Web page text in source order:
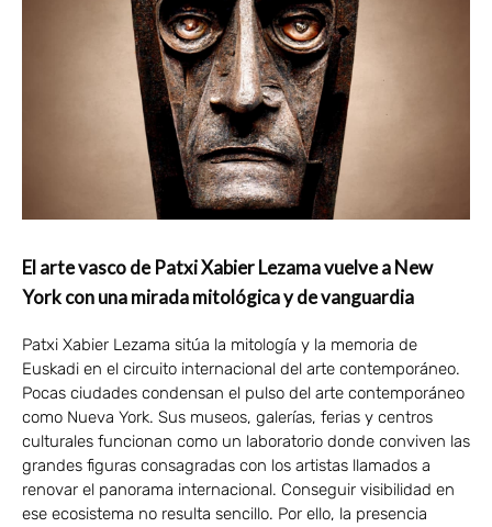
El arte vasco de Patxi Xabier Lezama vuelve a New
York con una mirada mitológica y de vanguardia
Patxi Xabier Lezama sitúa la mitología y la memoria de
Euskadi en el circuito internacional del arte contemporáneo.
Pocas ciudades condensan el pulso del arte contemporáneo
como Nueva York. Sus museos, galerías, ferias y centros
culturales funcionan como un laboratorio donde conviven las
grandes figuras consagradas con los artistas llamados a
renovar el panorama internacional. Conseguir visibilidad en
ese ecosistema no resulta sencillo. Por ello, la presencia